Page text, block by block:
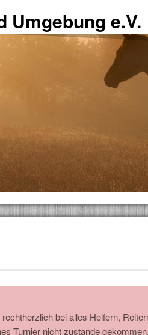
Umgebung e.V.
bei alles Helfern,
Turnier nicht zustande gekommen.